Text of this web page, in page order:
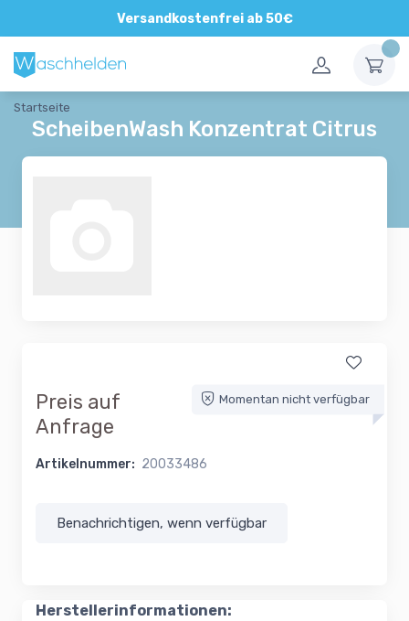
Versandkostenfrei ab 50€
Startseite
ScheibenWash Konzentrat Citrus
Momentan nicht verfügbar
Preis auf
Anfrage
Artikelnummer: 20033486
Benachrichtigen, wenn verfügbar
Herstellerinformationen: